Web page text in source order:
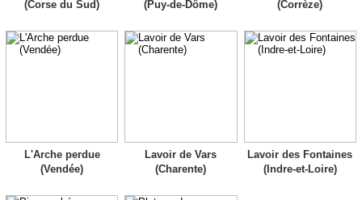
(Corse du Sud)
(Puy-de-Dôme)
(Corrèze)
L'Arche perdue
(Vendée)
Lavoir de Vars
(Charente)
Lavoir des Fontaines
(Indre-et-Loire)